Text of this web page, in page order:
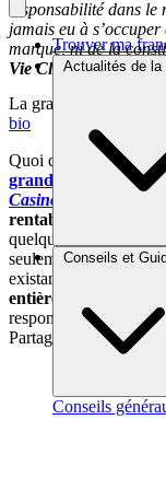
Trouver ma
Actualités de la
Brèves et actus
Conseils et
Conseils
responsabilité dans
jamais eu à
marque, ni de la
Vie Clairedans ce
La grande distribution
bio
Quoi qu’il en soit, cet
grande distribution (
Casino
, etc.) pour
rentable du bio
quelques signes de
seulement par le
existantes, mais aussi
entièrement dédiés au
responsables issus du
Partager sur :